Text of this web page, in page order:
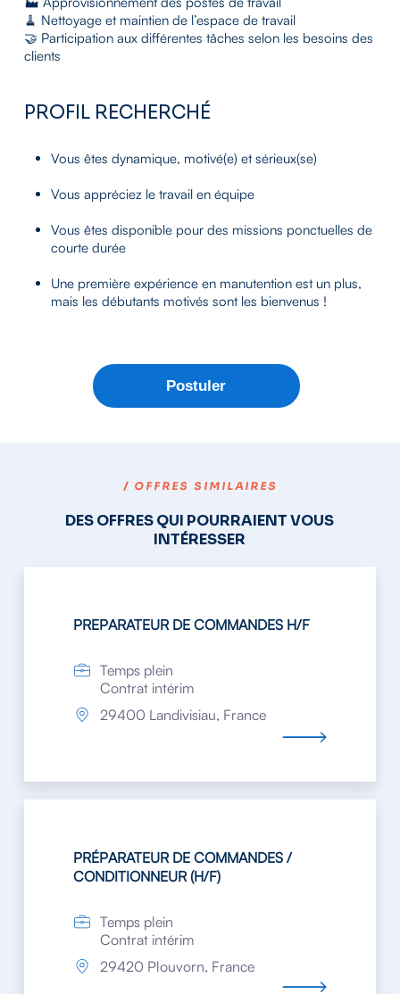
🧹 Nettoyage et maintien de l’espace de travail
🤝 Participation aux différentes tâches selon les besoins des
clients
PROFIL RECHERCHÉ
Vous êtes dynamique, motivé(e) et sérieux(se)
Vous appréciez le travail en équipe
Vous êtes disponible pour des missions ponctuelles de
courte durée
Une première expérience en manutention est un plus,
mais les débutants motivés sont les bienvenus !
/ OFFRES SIMILAIRES
DES OFFRES QUI POURRAIENT VOUS
INTÉRESSER
PREPARATEUR DE COMMANDES H/F
Temps plein
Contrat intérim
29400 Landivisiau, France
PRÉPARATEUR DE COMMANDES /
CONDITIONNEUR (H/F)
Temps plein
Contrat intérim
29420 Plouvorn, France